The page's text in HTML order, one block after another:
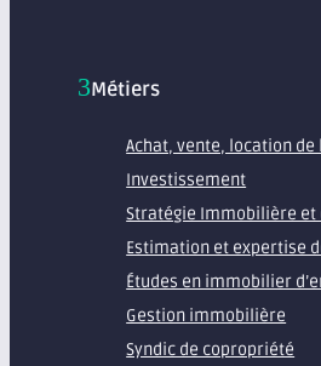
Métiers
Achat, vente, location de
Investissement
Stratégie Immobilière et
Estimation et expertise
Études en immobilier
Gestion immobilière
Syndic de copropriété